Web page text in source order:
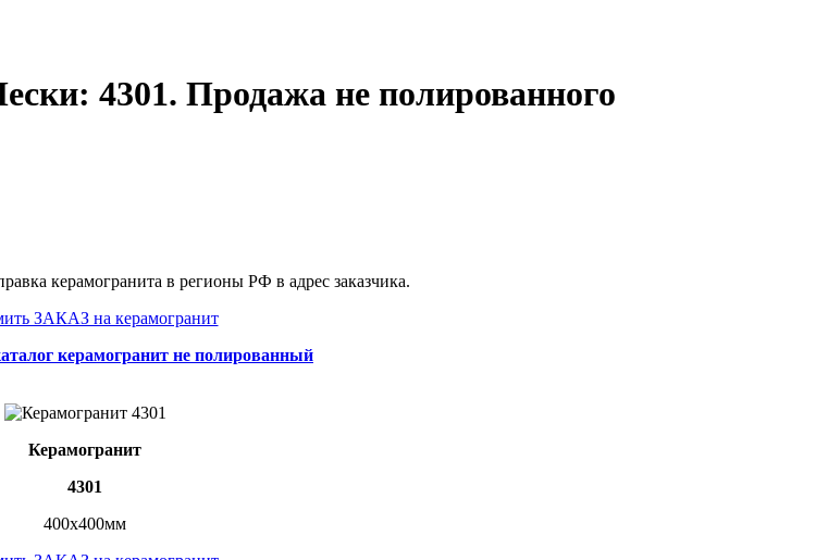
4301. Продажа не полированного
керамогранита в регионы РФ в адрес заказчика.
ЗАКАЗ на керамогранит
керамогранит не полированный
Керамогранит
4301
400х400мм